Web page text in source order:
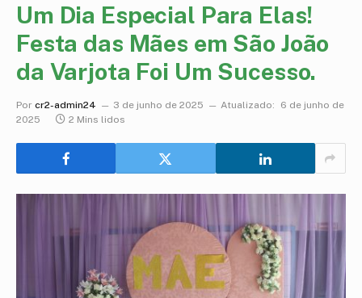
Um Dia Especial Para Elas!
Festa das Mães em São João
da Varjota Foi Um Sucesso.
Por cr2-admin24 3 de junho de 2025 Atualizado:
6 de junho de
2025
2 Mins lidos